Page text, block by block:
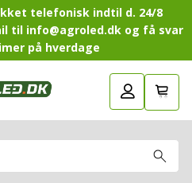
telefonisk indtil d. 24/8
til info@agroled.dk og få svar
på hverdage
din egen LED-